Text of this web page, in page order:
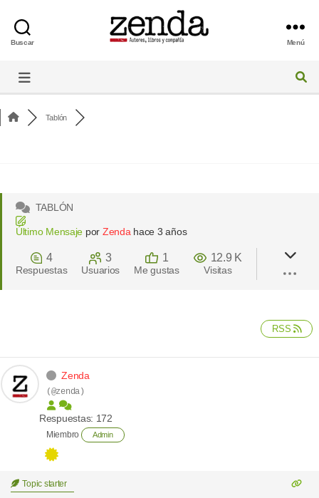
Buscar Menú
Tablón
TABLÓN
Último Mensaje por Zenda hace 3 años
4
Respuestas
3
Usuarios
1
Me gustas
12.9 K
Visitas
RSS
Zenda
(@zenda)
Respuestas: 172
Miembro Admin
Topic starter